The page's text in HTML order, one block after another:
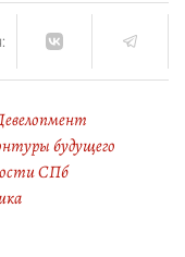
будущего
СПб